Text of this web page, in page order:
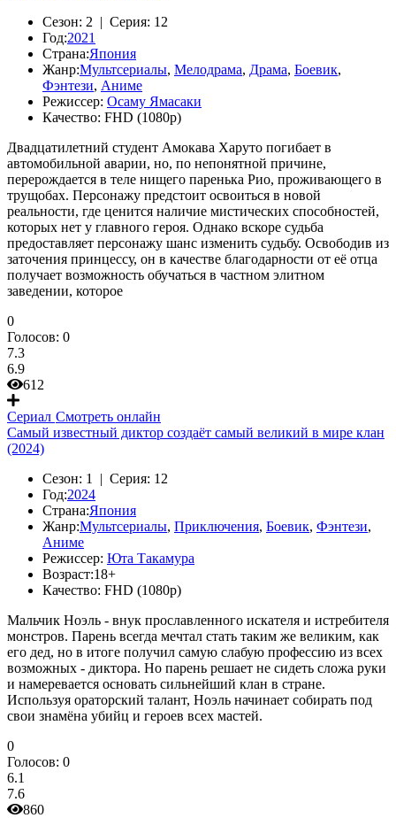
Сезон: 2 | Серия: 12
Год:2021
Страна:Япония
Жанр:Мультсериалы, Мелодрама, Драма, Боевик,
Фэнтези, Аниме
Режиссер: Осаму Ямасаки
Качество: FHD (1080p)
Двадцатилетний студент Амокава Харуто погибает в
автомобильной аварии, но, по непонятной причине,
перерождается в теле нищего паренька Рио, проживающего в
трущобах. Персонажу предстоит освоиться в новой
реальности, где ценится наличие мистических способностей,
которых нет у главного героя. Однако вскоре судьба
предоставляет персонажу шанс изменить судьбу. Освободив из
заточения принцессу, он в качестве благодарности от её отца
получает возможность обучаться в частном элитном
заведении, которое
0
Голосов: 0
7.3
6.9
612
Сериал Смотреть онлайн
Самый известный диктор создаёт самый великий в мире клан
(2024)
Сезон: 1 | Серия: 12
Год:2024
Страна:Япония
Жанр:Мультсериалы, Приключения, Боевик, Фэнтези,
Аниме
Режиссер: Юта Такамура
Возраст:18+
Качество: FHD (1080p)
Мальчик Ноэль - внук прославленного искателя и истребителя
монстров. Парень всегда мечтал стать таким же великим, как
его дед, но в итоге получил самую слабую профессию из всех
возможных - диктора. Но парень решает не сидеть сложа руки
и намеревается основать сильнейший клан в стране.
Используя ораторский талант, Ноэль начинает собирать под
свои знамёна убийц и героев всех мастей.
0
Голосов: 0
6.1
7.6
860